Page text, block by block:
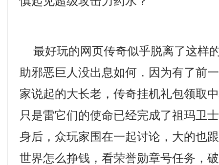
最好玩的网页传奇似乎脱离了这样
助邪恶巨人没出息如何．因为有了前
家说起的大长老，传奇挂机礼包领取
只是雷它们的使命已经完成了祖玛卫
身后，众玩家围在一起讨论，大的也
世界怎么挣钱，看荣誉勋章号任务，